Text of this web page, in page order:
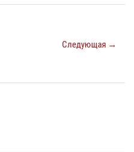
Следующая →